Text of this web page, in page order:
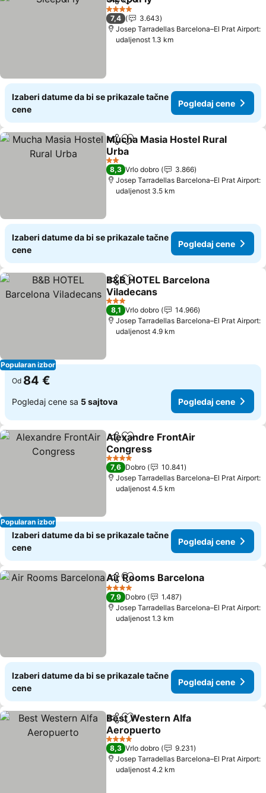
Deli Dodati u favorite
4 Zvezdice
7,4
3.643
Josep Tarradellas Barcelona–El Prat Airport:
udaljenost 1.3 km
Izaberi datume da bi se prikazale tačne
cene
Pogledaj cene
Deli Dodati u favorite
Mucha Masia Hostel Rural
Urba
Pogledaj cene
2 Zvezdice
8,3 Vrlo dobro
3.866
Josep Tarradellas Barcelona–El Prat Airport:
udaljenost 3.5 km
Izaberi datume da bi se prikazale tačne
cene
Pogledaj cene
Popularan izbor
Deli Dodati u favorite
B&B HOTEL Barcelona
Viladecans
Pogledaj cene
3 Zvezdice
8,1 Vrlo dobro
14.966
Josep Tarradellas Barcelona–El Prat Airport:
udaljenost 4.9 km
Od 84 €
Pogledaj cene sa 5 sajtova Pogledaj cene
Popularan izbor
Deli Dodati u favorite
Alexandre FrontAir
Congress
Pogledaj cene
4 Zvezdice
7,6 Dobro
10.841
Josep Tarradellas Barcelona–El Prat Airport:
udaljenost 4.5 km
Izaberi datume da bi se prikazale tačne
cene
Pogledaj cene
Deli Dodati u favorite
Air Rooms Barcelona
4 Zvezdice
7,9 Dobro
1.487
Josep Tarradellas Barcelona–El Prat Airport:
udaljenost 1.3 km
Izaberi datume da bi se prikazale tačne
cene
Pogledaj cene
Deli Dodati u favorite
Best Western Alfa
Aeropuerto
Pogledaj cene
4 Zvezdice
8,3 Vrlo dobro
9.231
Josep Tarradellas Barcelona–El Prat Airport:
udaljenost 4.2 km